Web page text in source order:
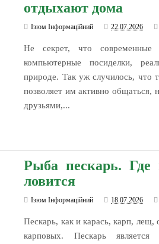
отдыхают дома
Ізюм Інформаційний 22.07.2026
Не секрет, что современные
компьютерные посиделки,
природе. Так уж случилось, что
позволяет им активно общаться,
друзьями,...
Рыба пескарь. Где
ловится
Ізюм Інформаційний 18.07.2026
Пескарь, как и карась, карп, лещ,
карповых. Пескарь является